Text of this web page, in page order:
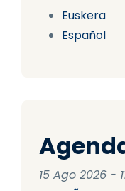
Euskera
Español
15 Ago 2026 -